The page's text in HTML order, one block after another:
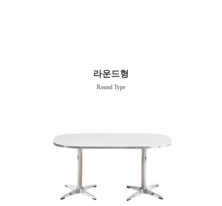
라운드형
Round Type